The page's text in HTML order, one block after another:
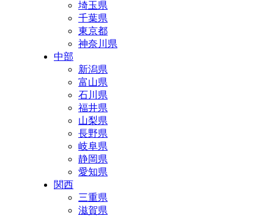
埼玉県
千葉県
東京都
神奈川県
中部
新潟県
富山県
石川県
福井県
山梨県
長野県
岐阜県
静岡県
愛知県
関西
三重県
滋賀県